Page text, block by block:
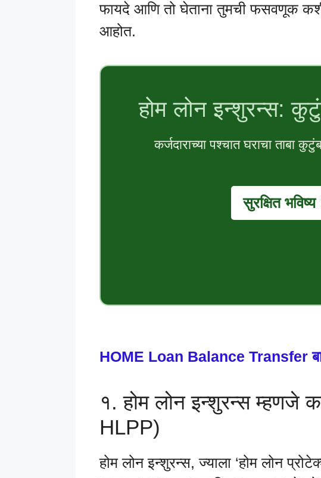
फायदे आणि तो घेताना तुमची फसवणूक कशी
आहोत.
होम लोन इन्शुरन्स:
कर्जदाराच्या पश्चात घराचा ताबा
सुरक्षित
HOME Loan Balance Transfer
१. होम लोन इन्शुरन्स म्हणजे
HLPP)
होम लोन इन्शुरन्स, ज्याला ‘होम लोन